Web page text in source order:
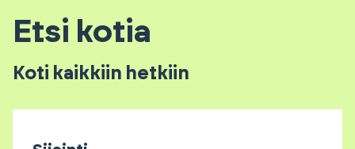
Etsi kotia
Koti kaikkiin hetkiin